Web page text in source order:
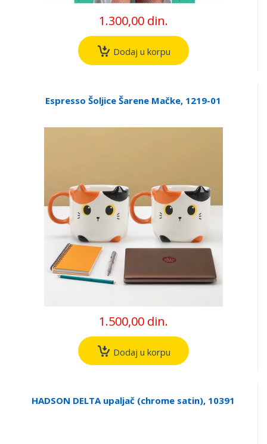
1.300,00 din.
Dodaj u korpu
Espresso Šoljice Šarene Mačke, 1219-01
1.500,00 din.
Dodaj u korpu
HADSON DELTA upaljač (chrome satin), 10391